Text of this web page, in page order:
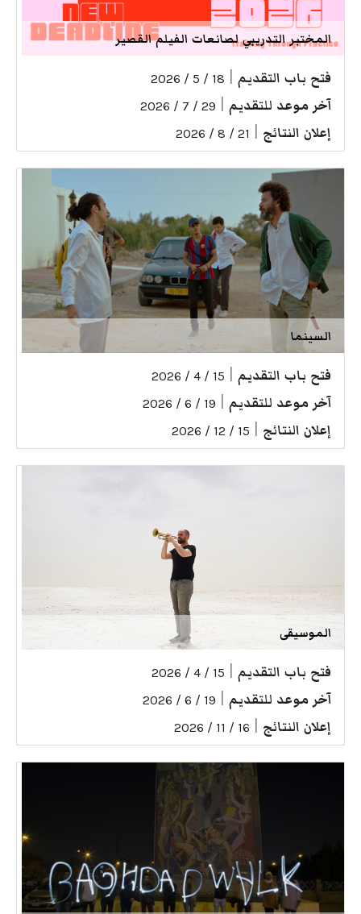
المختبر التدريبي لصانعات الفيلم القصير
فتح باب التقديم 18 / 5 / 2026
آخر موعد للتقديم 29 / 7 / 2026
إعلان النتائج 21 / 8 / 2026
السينما
فتح باب التقديم 15 / 4 / 2026
آخر موعد للتقديم 19 / 6 / 2026
إعلان النتائج 15 / 12 / 2026
الموسيقى
فتح باب التقديم 15 / 4 / 2026
آخر موعد للتقديم 19 / 6 / 2026
إعلان النتائج 16 / 11 / 2026